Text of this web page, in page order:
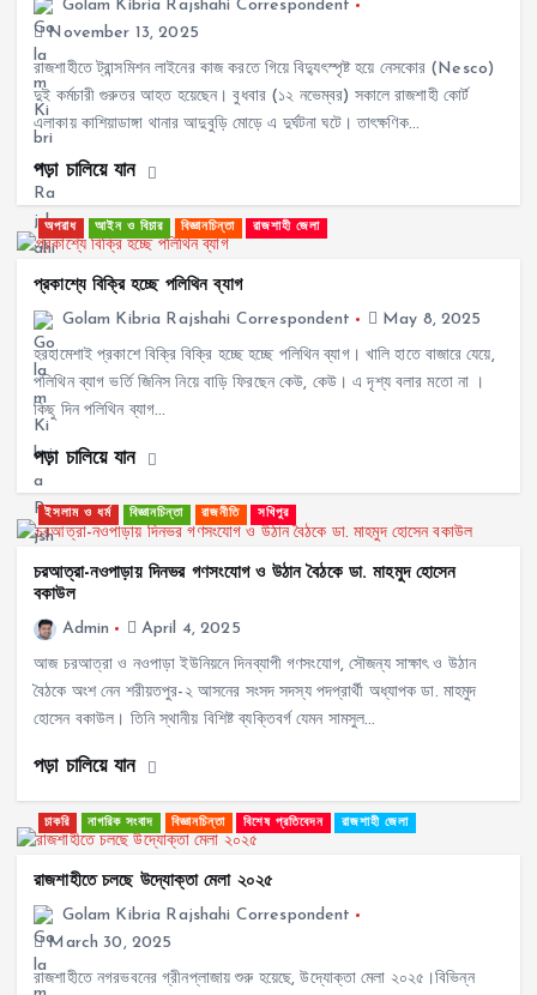
Golam Kibria Rajshahi Correspondent
November 13, 2025
রাজশাহীতে ট্রান্সমিশন লাইনের কাজ করতে গিয়ে বিদ্যুৎস্পৃষ্ট হয়ে নেসকোর (Nesco)
দুই কর্মচারী গুরুতর আহত হয়েছেন। বুধবার (১২ নভেম্বর) সকালে রাজশাহী কোর্ট
এলাকায় কাশিয়াডাঙ্গা থানার আদুবুড়ি মোড়ে এ দুর্ঘটনা ঘটে। তাৎক্ষণিক…
পড়া চালিয়ে যান
অপরাধ আইন ও বিচার বিজ্ঞানচিন্তা রাজশাহী জেলা
প্রকাশ্যে বিক্রি হচ্ছে পলিথিন ব্যাগ
Golam Kibria Rajshahi Correspondent
May 8, 2025
হরহামেশাই প্রকাশে বিক্রি বিক্রি হচ্ছে হচ্ছে পলিথিন ব্যাগ। খালি হাতে বাজারে যেয়ে,
পলিথিন ব্যাগ ভর্তি জিনিস নিয়ে বাড়ি ফিরছেন কেউ, কেউ। এ দৃশ্য বলার মতো না ।
কিছু দিন পলিথিন ব্যাগ…
পড়া চালিয়ে যান
ইসলাম ও ধর্ম বিজ্ঞানচিন্তা রাজনীতি সখিপুর
চরআত্রা-নওপাড়ায় দিনভর গণসংযোগ ও উঠান বৈঠকে ডা. মাহমুদ হোসেন
বকাউল
Admin
April 4, 2025
আজ চরআত্রা ও নওপাড়া ইউনিয়নে দিনব্যাপী গণসংযোগ, সৌজন্য সাক্ষাৎ ও উঠান
বৈঠকে অংশ নেন শরীয়তপুর-২ আসনের সংসদ সদস্য পদপ্রার্থী অধ্যাপক ডা. মাহমুদ
হোসেন বকাউল। তিনি স্থানীয় বিশিষ্ট ব্যক্তিবর্গ যেমন সামসুল…
পড়া চালিয়ে যান
চাকরি নাগরিক সংবাদ বিজ্ঞানচিন্তা বিশেষ প্রতিবেদন রাজশাহী জেলা
রাজশাহীতে চলছে উদ্যোক্তা মেলা ২০২৫
Golam Kibria Rajshahi Correspondent
March 30, 2025
রাজশাহীতে নগরভবনের গ্রীনপ্লাজায় শুরু হয়েছে, উদ্যোক্তা মেলা ২০২৫।বিভিন্ন